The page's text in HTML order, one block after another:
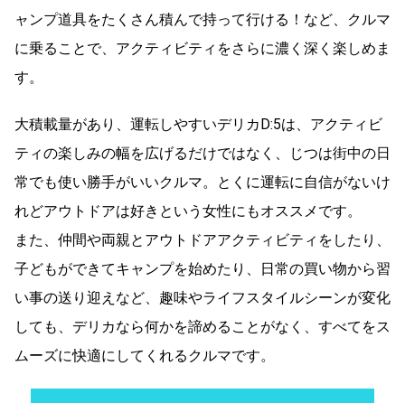
ャンプ道具をたくさん積んで持って行ける！など、クルマ
に乗ることで、アクティビティをさらに濃く深く楽しめま
す。
大積載量があり、運転しやすいデリカD:5は、アクティビ
ティの楽しみの幅を広げるだけではなく、じつは街中の日
常でも使い勝手がいいクルマ。とくに運転に自信がないけ
れどアウトドアは好きという女性にもオススメです。
また、仲間や両親とアウトドアアクティビティをしたり、
子どもができてキャンプを始めたり、日常の買い物から習
い事の送り迎えなど、趣味やライフスタイルシーンが変化
しても、デリカなら何かを諦めることがなく、すべてをス
ムーズに快適にしてくれるクルマです。